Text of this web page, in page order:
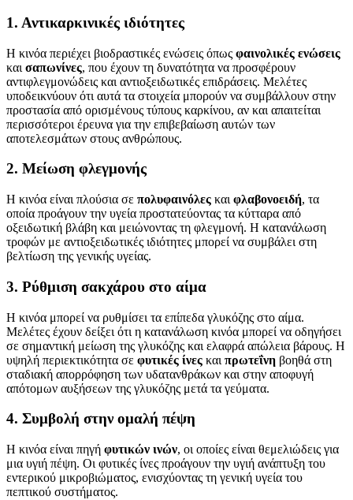
1. Αντικαρκινικές ιδιότητες
Η κινόα περιέχει βιοδραστικές ενώσεις όπως φαινολικές ενώσεις
και σαπωνίνες, που έχουν τη δυνατότητα να προσφέρουν
αντιφλεγμονώδεις και αντιοξειδωτικές επιδράσεις. Μελέτες
υποδεικνύουν ότι αυτά τα στοιχεία μπορούν να συμβάλλουν στην
προστασία από ορισμένους τύπους καρκίνου, αν και απαιτείται
περισσότεροι έρευνα για την επιβεβαίωση αυτών των
αποτελεσμάτων στους ανθρώπους.
2. Μείωση φλεγμονής
Η κινόα είναι πλούσια σε πολυφαινόλες και φλαβονοειδή, τα
οποία προάγουν την υγεία προστατεύοντας τα κύτταρα από
οξειδωτική βλάβη και μειώνοντας τη φλεγμονή. Η κατανάλωση
τροφών με αντιοξειδωτικές ιδιότητες μπορεί να συμβάλει στη
βελτίωση της γενικής υγείας.
3. Ρύθμιση σακχάρου στο αίμα
Η κινόα μπορεί να ρυθμίσει τα επίπεδα γλυκόζης στο αίμα.
Μελέτες έχουν δείξει ότι η κατανάλωση κινόα μπορεί να οδηγήσει
σε σημαντική μείωση της γλυκόζης και ελαφρά απώλεια βάρους. Η
υψηλή περιεκτικότητα σε φυτικές ίνες και πρωτεΐνη βοηθά στη
σταδιακή απορρόφηση των υδατανθράκων και στην αποφυγή
απότομων αυξήσεων της γλυκόζης μετά τα γεύματα.
4. Συμβολή στην ομαλή πέψη
Η κινόα είναι πηγή φυτικών ινών, οι οποίες είναι θεμελιώδεις για
μια υγιή πέψη. Οι φυτικές ίνες προάγουν την υγιή ανάπτυξη του
εντερικού μικροβιώματος, ενισχύοντας τη γενική υγεία του
πεπτικού συστήματος.